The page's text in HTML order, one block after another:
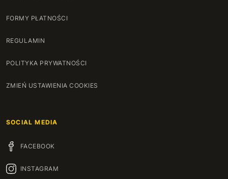
FORMY PŁATNOŚCI
REGULAMIN
POLITYKA PRYWATNOŚCI
ZMIEŃ USTAWIENIA COOKIES
SOCIAL MEDIA
FACEBOOK
INSTAGRAM